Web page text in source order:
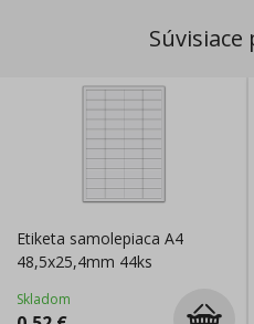
Etiketa samolepiaca A4
48,5x25,4mm 44ks
Skladom